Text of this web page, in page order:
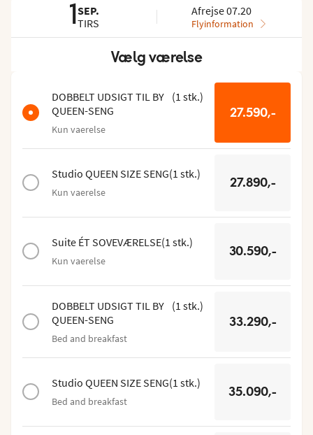
1SEP.
TIRS
Afrejse 07.20
Flyinformation
Vælg værelse
DOBBELT UDSIGT TIL BY
QUEEN-SENG
(1 stk.)
Kun vaerelse
27.590,-
Studio QUEEN SIZE SENG(1 stk.)
Kun vaerelse
27.890,-
Suite ÉT SOVEVÆRELSE(1 stk.)
Kun vaerelse
30.590,-
DOBBELT UDSIGT TIL BY
QUEEN-SENG
(1 stk.)
Bed and breakfast
33.290,-
Studio QUEEN SIZE SENG(1 stk.)
Bed and breakfast
35.090,-